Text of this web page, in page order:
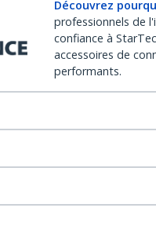
Découvrez
professionnels de
confiance à
accessoires de
performants.